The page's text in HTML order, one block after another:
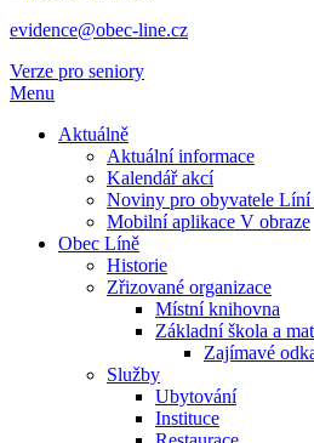
evidence@obec-line.cz
Verze pro seniory
Menu
Aktuálně
Aktuální informace
Kalendář akcí
Noviny pro obyvatele Líní
Mobilní aplikace V obraze
Obec Líně
Historie
Zřizované organizace
Místní knihovna
Základní škola a
Zajímavé
Služby
Ubytování
Instituce